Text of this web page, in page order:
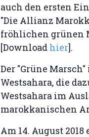
auch den ersten
"Die Allianz
fröhlichen grünen
[Download hier].
Der "Grüne
Westsahara, die
Westsahara im
marokkanischen
Am 14. August